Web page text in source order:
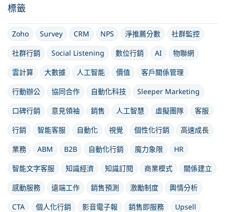
標籤
Zoho Survey CRM NPS 淨推薦分數
社群監控
社群行銷
Social Listening 數位行銷 AI
物聯網
雲計算
大數據 人工智能 價值
客戶關係管理
行動辦公
協同合作 自動化科技
Sleeper Marketing
口碑行銷
意見領袖 銷售 人工智慧 虛擬團隊
客服
行銷
智能客服 自動化 視覺 個性化行銷
高速成長
業務
ABM B2B 自動化行銷 魔力象限
HR
智能文字客服
知識經濟 知識訂閱 商業模式
關係建立
感動服務
遠端工作 銷售預測 激勵制度
輿情分析
CTA
個人化行銷 影音電子報 銷售即服務
Upsell